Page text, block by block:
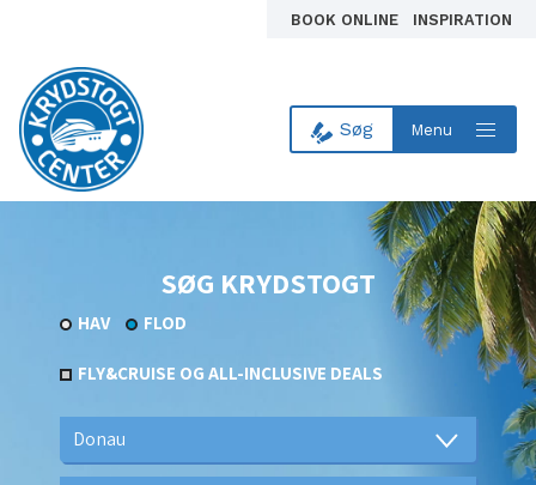
BOOK ONLINE INSPIRATION
Til forsiden
Søg Menu
SØG KRYDSTOGT
HAV FLOD
FLY&CRUISE OG ALL-INCLUSIVE DEALS